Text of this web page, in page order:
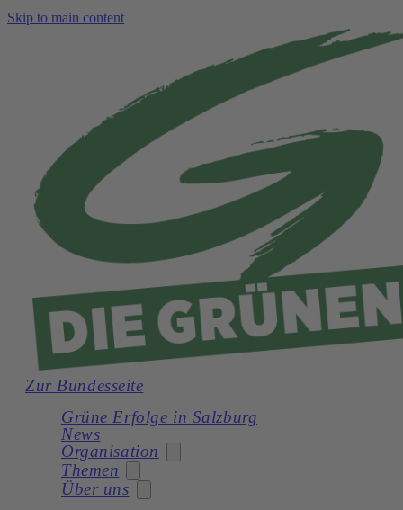
Skip to main content
Zur Bundesseite
Grüne Erfolge in Salzburg
News
Organisation
Themen
Über uns